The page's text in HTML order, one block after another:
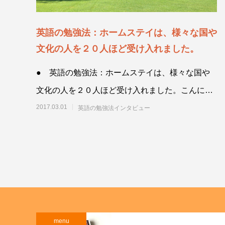
英語の勉強法：ホームステイは、様々な国や
文化の人を２０人ほど受け入れました。
● 英語の勉強法：ホームステイは、様々な国や
文化の人を２０人ほど受け入れました。こんにち
は。田村恵理子です。英語の勉強法も色
2017.03.01 英語の勉強法インタビュー
menu